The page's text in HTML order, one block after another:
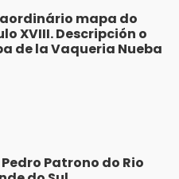
mapa do
XVIII. Descripción o
de la Vaqueria Nueba
Patrono do Rio